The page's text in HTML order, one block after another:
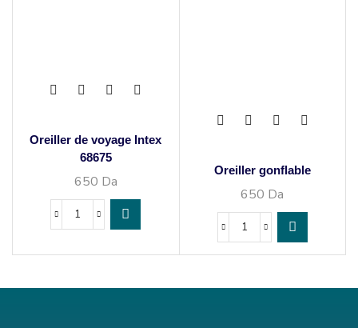
Oreiller de voyage Intex
68675
650 Da
Oreiller gonflable
650 Da